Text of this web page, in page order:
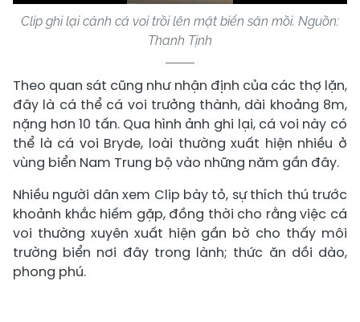
Clip ghi lại cảnh cá voi trồi lên mặt biển săn mồi. Nguồn:
Thanh Tịnh
Theo quan sát cũng như nhận định của các thợ lặn,
đây là cá thể cá voi trưởng thành, dài khoảng 8m,
nặng hơn 10 tấn. Qua hình ảnh ghi lại, cá voi này có
thể là cá voi Bryde, loài thường xuất hiện nhiều ở
vùng biển Nam Trung bộ vào những năm gần đây.
Nhiều người dân xem Clip bày tỏ, sự thích thú trước
khoảnh khắc hiếm gặp, đồng thời cho rằng việc cá
voi thường xuyên xuất hiện gần bờ cho thấy môi
trường biển nơi đây trong lành; thức ăn dồi dào,
phong phú.